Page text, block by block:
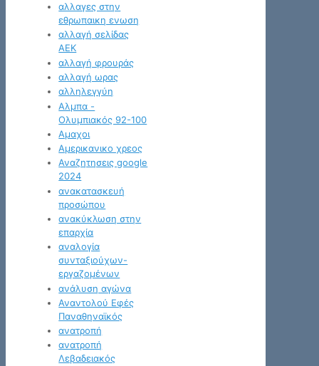
αλλαγες στην
εθρωπαικη ενωση
αλλαγή σελίδας
ΑΕΚ
αλλαγή φρουράς
αλλαγή ωρας
αλληλεγγύη
Αλμπα -
Ολυμπιακός 92-100
Αμαχοι
Αμερικανικο χρεος
Αναζητησεις google
2024
ανακατασκευή
προσώπου
ανακύκλωση στην
επαρχία
αναλογία
συνταξιούχων-
εργαζομένων
ανάλυση αγώνα
Αναντολού Εφές
Παναθηναϊκός
ανατροπή
ανατροπή
Λεβαδειακός